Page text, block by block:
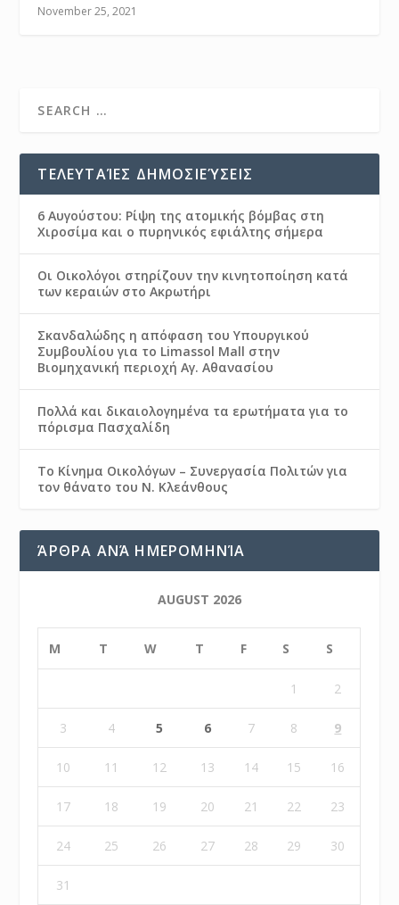
November 25, 2021
ΤΕΛΕΥΤΑΊΕΣ ΔΗΜΟΣΙΕΎΣΕΙΣ
6 Αυγούστου: Ρίψη της ατομικής βόμβας στη
Χιροσίμα και ο πυρηνικός εφιάλτης σήμερα
Οι Οικολόγοι στηρίζουν την κινητοποίηση κατά
των κεραιών στο Ακρωτήρι
Σκανδαλώδης η απόφαση του Υπουργικού
Συμβουλίου για το Limassol Mall στην
Βιομηχανική περιοχή Αγ. Αθανασίου
Πολλά και δικαιολογημένα τα ερωτήματα για το
πόρισμα Πασχαλίδη
Το Κίνημα Οικολόγων – Συνεργασία Πολιτών για
τον θάνατο του Ν. Κλεάνθους
ΆΡΘΡΑ ΑΝΆ ΗΜΕΡΟΜΗΝΊΑ
AUGUST 2026
M T W T F S S
1 2
3 4 5 6 7 8 9
10 11 12 13 14 15 16
17 18 19 20 21 22 23
24 25 26 27 28 29 30
31